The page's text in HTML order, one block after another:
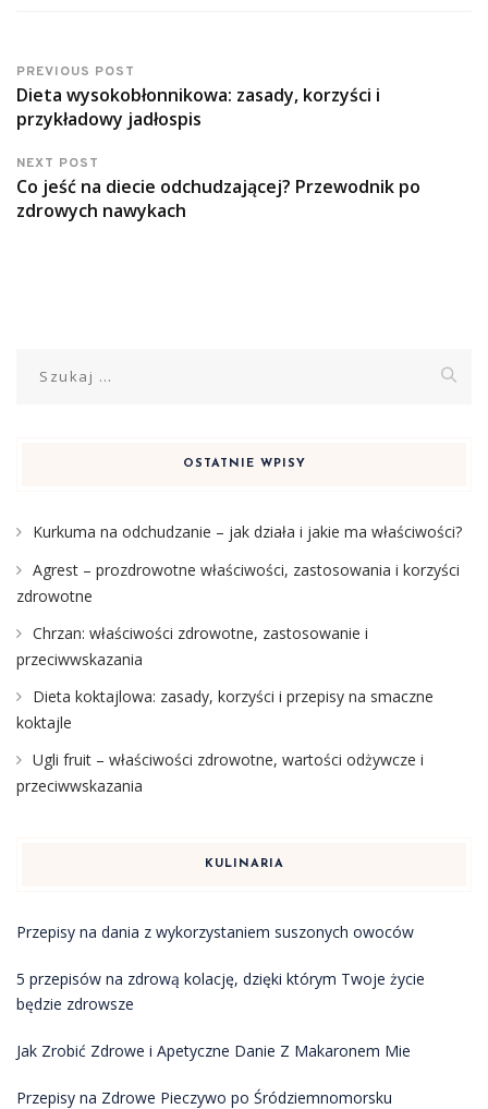
PREVIOUS POST
Dieta wysokobłonnikowa: zasady, korzyści i
przykładowy jadłospis
NEXT POST
Co jeść na diecie odchudzającej? Przewodnik po
zdrowych nawykach
OSTATNIE WPISY
Kurkuma na odchudzanie – jak działa i jakie ma właściwości?
Agrest – prozdrowotne właściwości, zastosowania i korzyści
zdrowotne
Chrzan: właściwości zdrowotne, zastosowanie i
przeciwwskazania
Dieta koktajlowa: zasady, korzyści i przepisy na smaczne
koktajle
Ugli fruit – właściwości zdrowotne, wartości odżywcze i
przeciwwskazania
KULINARIA
Przepisy na dania z wykorzystaniem suszonych owoców
5 przepisów na zdrową kolację, dzięki którym Twoje życie
będzie zdrowsze
Jak Zrobić Zdrowe i Apetyczne Danie Z Makaronem Mie
Przepisy na Zdrowe Pieczywo po Śródziemnomorsku